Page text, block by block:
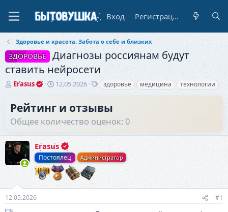
Вход Регистрация
Здоровье и красота: Забота о себе и близких
ЗДОРОВЬЕ
Диагнозы россиянам будут
ставить нейросети
А
о
р
е
м
ы
Erasus
Д
н
ч
а
л
а
12.05.2026
Т
и
здоровье медицина технологии
Рейтинг и отзывы
Общее количество оценок: 0
Erasus
Постоялец Администратор
12.05.2026 #1